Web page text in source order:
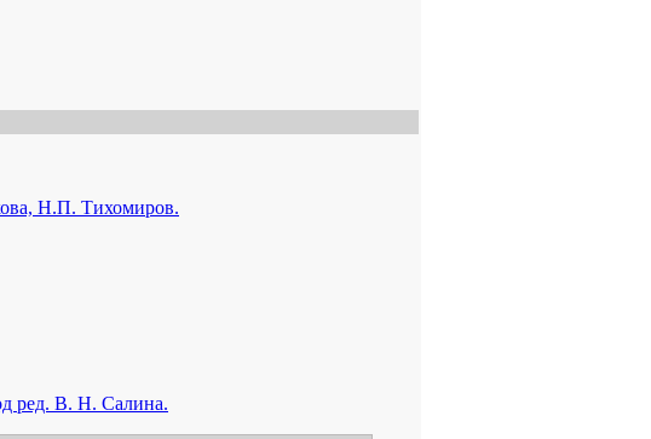
Н.П. Тихомиров.
ред. В. Н. Салина.